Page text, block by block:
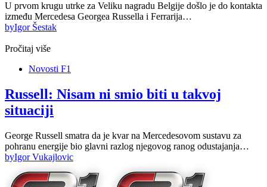
U prvom krugu utrke za Veliku nagradu Belgije došlo je do kontakta
između Mercedesa Georgea Russella i Ferrarija…
byIgor Šestak
Pročitaj više
Novosti F1
Russell: Nisam ni smio biti u takvoj
situaciji
George Russell smatra da je kvar na Mercedesovom sustavu za
pohranu energije bio glavni razlog njegovog ranog odustajanja…
byIgor Vukajlovic